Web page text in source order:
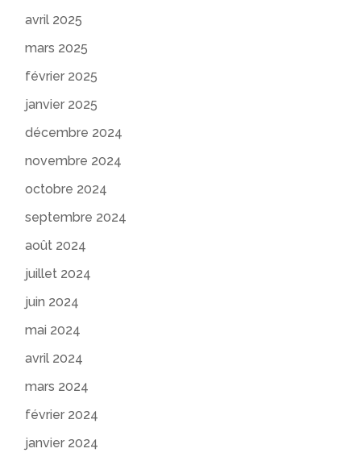
avril 2025
mars 2025
février 2025
janvier 2025
décembre 2024
novembre 2024
octobre 2024
septembre 2024
août 2024
juillet 2024
juin 2024
mai 2024
avril 2024
mars 2024
février 2024
janvier 2024